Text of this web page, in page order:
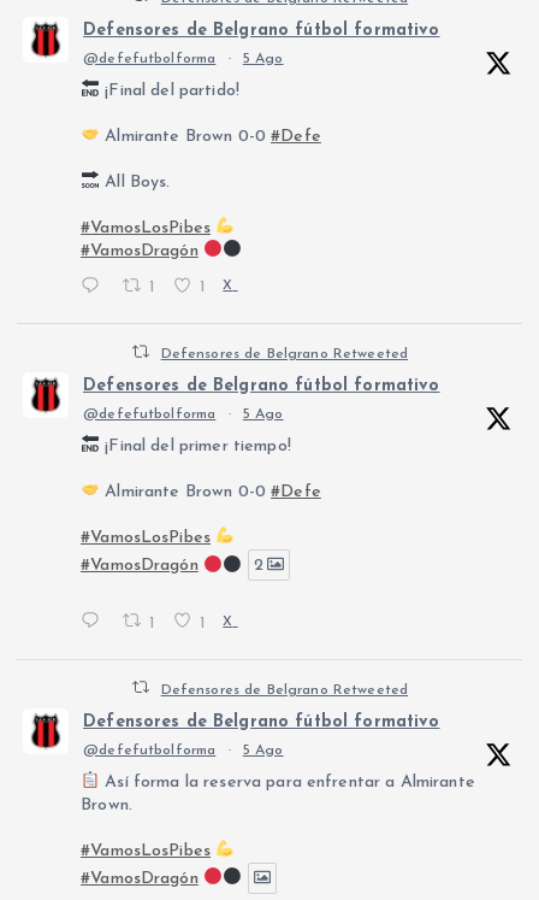
Defensores de Belgrano fútbol formativo
@defefutbolforma · 5 Ago
¡Final del partido!
Almirante Brown 0-0#Defe
All Boys.
#VamosLosPibes
#VamosDragón
X
Defensores de Belgrano Retweeted
Defensores de Belgrano fútbol formativo
@defefutbolforma · 5 Ago
¡Final del primer tiempo!
Almirante Brown 0-0#Defe
#VamosLosPibes
#VamosDragón
2
1 1 X
Defensores de Belgrano Retweeted
Defensores de Belgrano fútbol formativo
@defefutbolforma · 5 Ago
Así forma la reserva para enfrentar a Almirante
Brown.
#VamosLosPibes
#VamosDragón